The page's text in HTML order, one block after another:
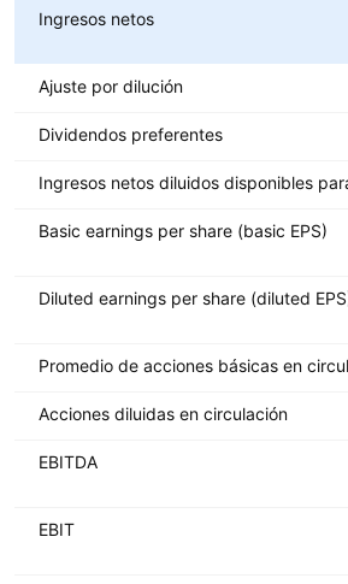
Ingresos netos
Ajuste por dilución
Dividendos preferentes
Basic earnings per share (basic EPS)
Diluted earnings per share (diluted
Promedio de acciones básicas en
Acciones diluidas en circulación
EBITDA
EBIT